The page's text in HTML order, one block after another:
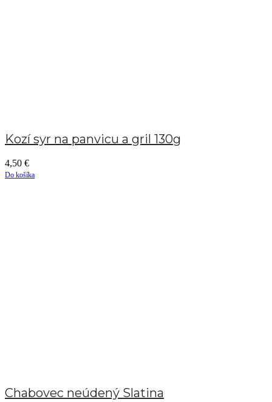
Kozí syr na panvicu a gril 130g
4,50 €
Do košíka
Chabovec neúdený Slatina